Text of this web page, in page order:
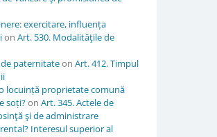
exercitare, influența
on Art. 530. Modalităţile de
paternitateon Art. 412. Timpul
locuință proprietate comună
soți?on Art. 345. Actele de
şi de administrare
Interesul superior al